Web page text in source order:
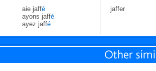
aie jaffé
ayons jaffé
ayez jaffé
jaffer